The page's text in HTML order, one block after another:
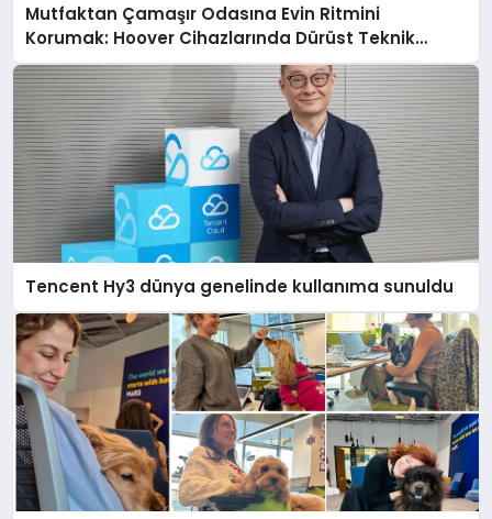
Mutfaktan Çamaşır Odasına Evin Ritmini
Korumak: Hoover Cihazlarında Dürüst Teknik
Destek Deneyimi
Tencent Hy3 dünya genelinde kullanıma sunuldu